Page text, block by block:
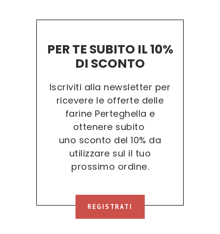
PER TE SUBITO IL 10%
DI SCONTO
Iscriviti alla newsletter per
ricevere le offerte delle
farine Perteghella e
ottenere subito
uno sconto del 10% da
utilizzare sul il tuo
prossimo ordine.
REGISTRATI